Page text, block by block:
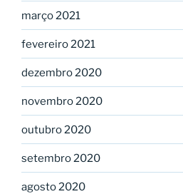
março 2021
fevereiro 2021
dezembro 2020
novembro 2020
outubro 2020
setembro 2020
agosto 2020